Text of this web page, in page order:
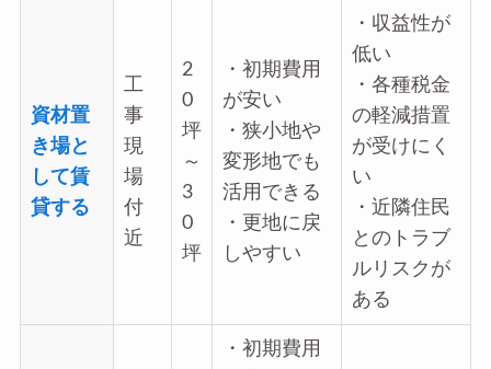
資材置
き場と
して賃
貸する
工
事
現
場
付
近
2
0
坪
～
3
0
坪
・初期費用
が安い
・狭小地や
変形地でも
活用できる
・更地に戻
しやすい
・収益性が
低い
・各種税金
の軽減措置
が受けにく
い
・近隣住民
とのトラブ
ルリスクが
ある
・初期費用